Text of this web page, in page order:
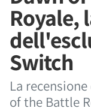
Royale,
Switch
La
of the Battle